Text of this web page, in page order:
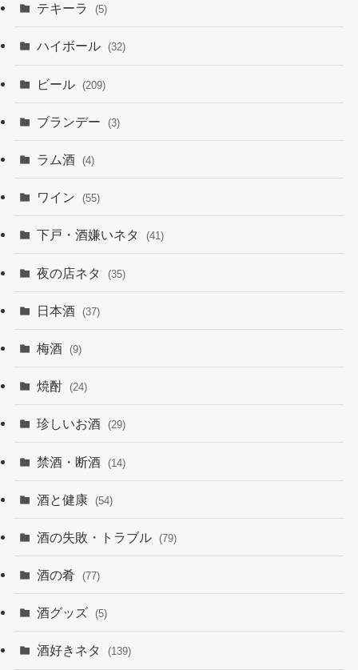
テキーラ (5)
ハイボール (32)
ビール (209)
ブランデー (3)
ラム酒 (4)
ワイン (55)
下戸・酒嫌いネタ (41)
夜の店ネタ (35)
日本酒 (37)
梅酒 (9)
焼酎 (24)
珍しいお酒 (29)
禁酒・断酒 (14)
酒と健康 (54)
酒の失敗・トラブル (79)
酒の肴 (77)
酒グッズ (5)
酒好きネタ (139)